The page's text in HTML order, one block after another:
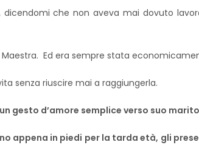
che non aveva mai dovuto
Ed era sempre stata
senza riuscire mai a raggiungerla.
gesto d’amore semplice verso suo
appena in piedi per la tarda età, gli